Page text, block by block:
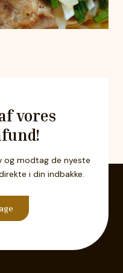
vores
og modtag de nyeste
i din indbakke.